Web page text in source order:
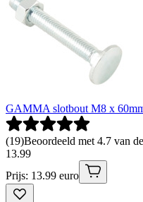
GAMMA slotbout M8 x
(19)Beoordeeld met 4.7 van
13.99
Prijs: 13.99 euro